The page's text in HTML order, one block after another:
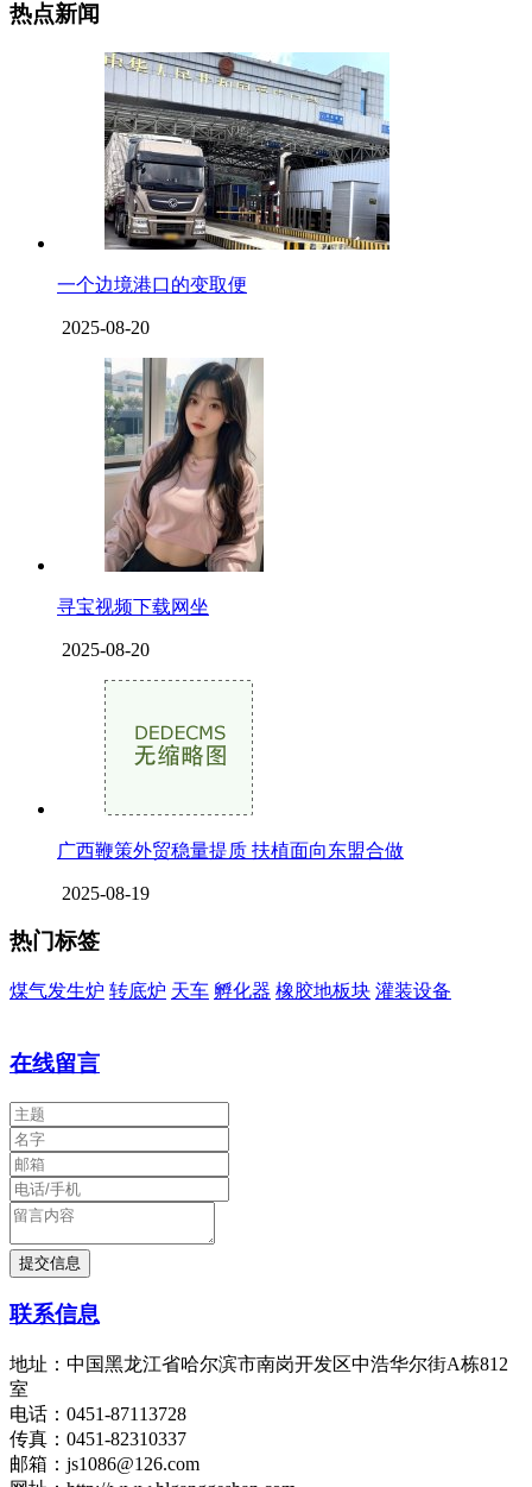
热点新闻
一个边境港口的变取便
2025-08-20
寻宝视频下载网坐
2025-08-20
广西鞭策外贸稳量提质 扶植面向东盟合做
2025-08-19
热门标签
煤气发生炉 转底炉 天车 孵化器 橡胶地板块 灌装设备
在线留言
联系信息
地址：中国黑龙江省哈尔滨市南岗开发区中浩华尔街A栋812
室
电话：0451-87113728
传真：0451-82310337
邮箱：js1086@126.com